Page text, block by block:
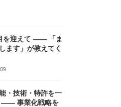
を迎えて ―― 「ま
ます」が教えてく
・技術・特許を一
―― 事業化戦略を